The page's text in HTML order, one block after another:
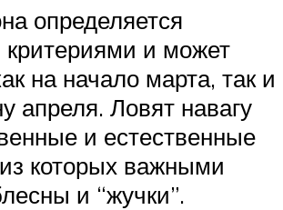
определяется
и может
на начало марта, так и
апреля. Ловят навагу
и естественные
которых важными
и “жучки”.